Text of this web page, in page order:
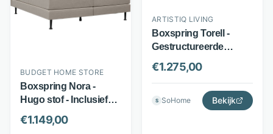
BUDGET HOME STORE
Boxspring Nora -
Hugo stof - Inclusief
koudschuimtopper -
Beige - Budget Home
€1.149,00
ARTISTIQ LIVING
Boxspring Torell -
Gestructureerde
polyester stof -
inclusief H3 matras en
4 cm topper - Grijs -
Artistiq Living
€1.275,00
S SoHome Bekijk